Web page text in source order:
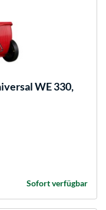
WE 330,
Sofort verfügbar